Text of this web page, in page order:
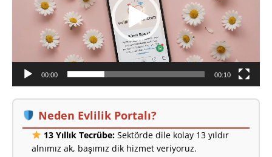
00:00 00:10
Neden Evlilik Portalı?
13 Yıllık Tecrübe:Sektörde dile kolay 13 yıldır
alnımız ak, başımız dik hizmet veriyoruz.